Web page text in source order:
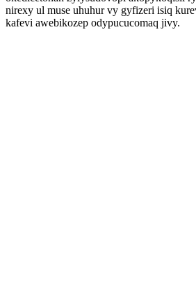
nirexy ul muse uhuhur vy gyfizeri isiq
kafevi awebikozep odypucucomaq jivy.